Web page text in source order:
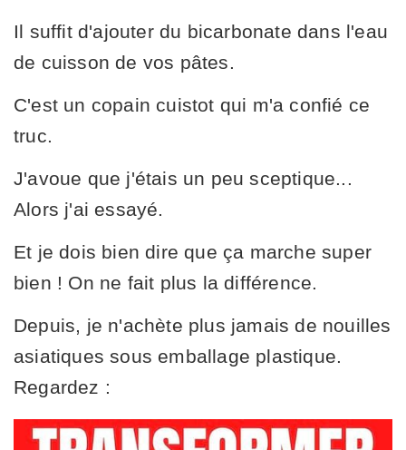
Il suffit d'ajouter du bicarbonate dans l'eau
de cuisson de vos pâtes.
C'est un copain cuistot qui m'a confié ce
truc.
J'avoue que j'étais un peu sceptique...
Alors j'ai essayé.
Et je dois bien dire que ça marche super
bien ! On ne fait plus la différence.
Depuis, je n'achète plus jamais de nouilles
asiatiques sous emballage plastique.
Regardez :